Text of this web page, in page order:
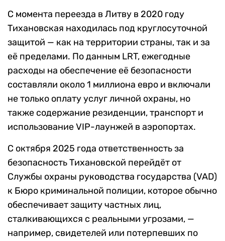
С момента переезда в Литву в 2020 году
Тихановская находилась под круглосуточной
защитой — как на территории страны, так и за
её пределами. По данным LRT, ежегодные
расходы на обеспечение её безопасности
составляли около 1 миллиона евро и включали
не только оплату услуг личной охраны, но
также содержание резиденции, транспорт и
использование VIP-лаунжей в аэропортах.
С октября 2025 года ответственность за
безопасность Тихановской перейдёт от
Службы охраны руководства государства (VAD)
к Бюро криминальной полиции, которое обычно
обеспечивает защиту частных лиц,
сталкивающихся с реальными угрозами, —
например, свидетелей или потерпевших по